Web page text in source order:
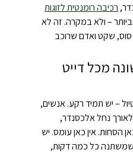
רכיבה רומנטית לזוגות
– ולא במקרה. זה לא
סוס, שקט ואדם שרוכב
מכל דייט
– יש תמיד רקע. אנשים,
נחל אלכסנדר,
הסחות. אין כאן עומס. יש
שמשתנה כל כמה דקות,